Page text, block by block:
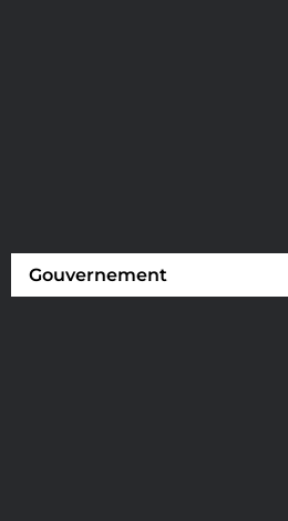
Gouvernement